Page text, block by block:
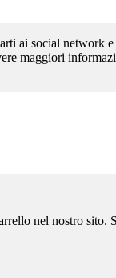
ai social network
maggiori
nel nostro sito.